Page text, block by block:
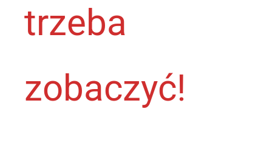
trzeba
zobaczyć!